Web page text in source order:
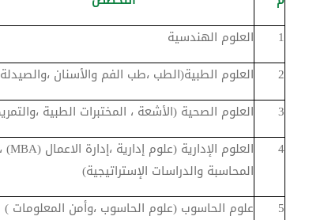
1
العلوم الهندسية
2
العلوم الطبية(الطب ،طب الفم والأسنان
3
العلوم الصحية (الأشعة ، المختبرات الطبية
4
العلوم الإدارية (علوم إدارية ،إدارة الاعمال (MBA) ،
المحاسبة والدراسات الإستراتيجية)
5 علوم الحاسوب (علوم الحاسوب ،وأمن المعلومات )